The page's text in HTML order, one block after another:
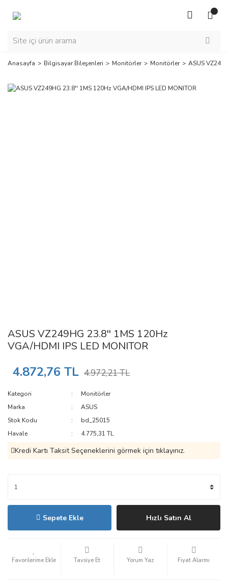
Anasayfa Bilgisayar Bileşenleri Monitörler Monitörler ASUS
ASUS VZ249HG 23.8'' 1MS 120Hz
VGA/HDMI IPS LED MONITOR
4.872,76 TL 4.972,21 TL
Kategori
Monitörler
Marka
ASUS
Stok Kodu
bd_25015
Havale
4.775,31 TL
Kredi Kartı Taksit Seçeneklerini görmek için tıklayınız.
Sepete Ekle Hızlı Satın Al
Tavsiye Et Yorum Yaz Fiyat Alarmı